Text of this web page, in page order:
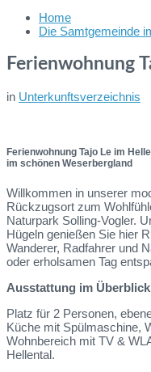
search
Home
Die Samtgemeinde
Ferienwohnung
in Unterkunftsverzeichnis
Ferienwohnung Tajo Le im
im schönen Weserbergland
Willkommen in unserer
Rückzugsort zum
Naturpark Solling-Vogler.
Hügeln genießen Sie hier
Wanderer, Radfahrer und
oder erholsamen Tag
Ausstattung im
Platz für 2 Personen,
Küche mit Spülmaschine,
Wohnbereich mit TV &
Hellental.